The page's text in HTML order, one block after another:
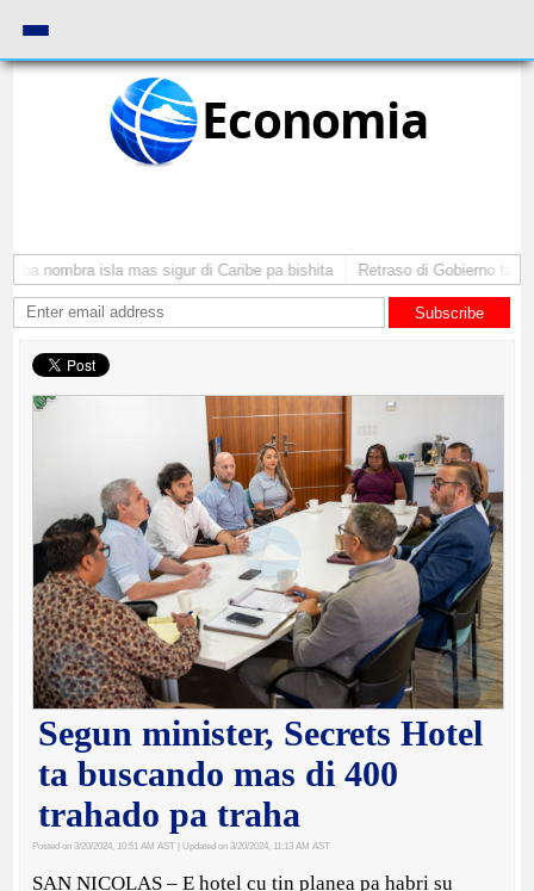
Economia
nombra isla mas sigur di Caribe pa bishita Retraso di Gobierno ta
Subscribe
Segun minister, Secrets Hotel
ta buscando mas di 400
trahado pa traha
Posted on 3/20/2024, 10:51 AM AST | Updated on 3/20/2024, 11:13 AM AST
SAN NICOLAS – E hotel cu tin planea pa habri su